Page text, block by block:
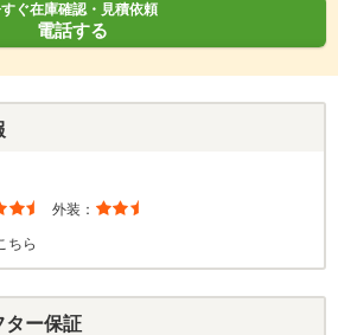
ぐ在庫確認・見積依頼
電話する
外装：
ちら
ター保証